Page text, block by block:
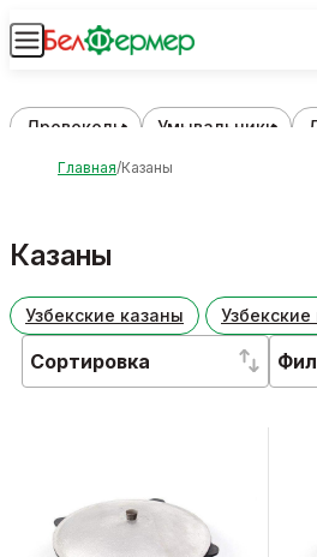
Дровоколы Умывальники
Главная Казаны
Казаны
Узбекские казаны
Сортировка